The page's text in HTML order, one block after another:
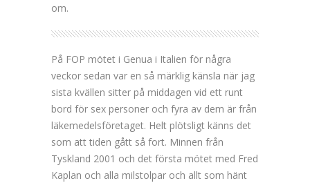
om.
På FOP mötet i Genua i Italien för några
veckor sedan var en så märklig känsla när jag
sista kvällen sitter på middagen vid ett runt
bord för sex personer och fyra av dem är från
läkemedelsföretaget. Helt plötsligt känns det
som att tiden gått så fort. Minnen från
Tyskland 2001 och det första mötet med Fred
Kaplan och alla milstolpar och allt som hänt